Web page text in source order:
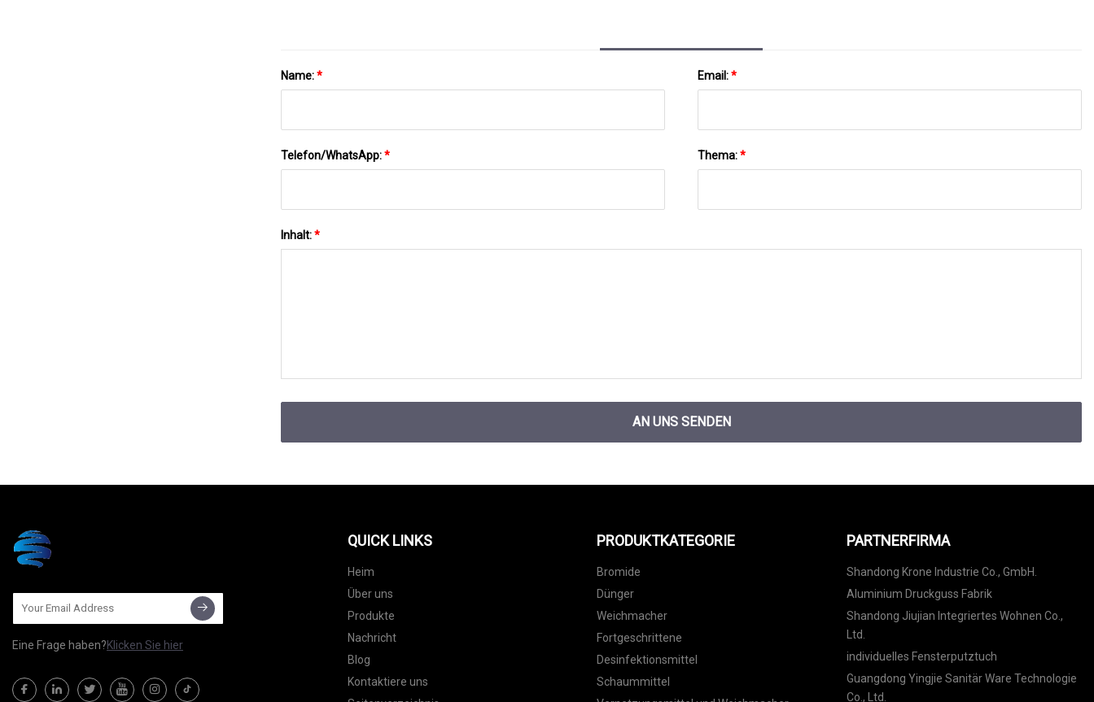
Name:* Email:*
Telefon/WhatsApp:* Thema:*
Inhalt:*
AN UNS SENDEN
Eine Frage haben?Klicken Sie hier
QUICK LINKS
Heim
Über uns
Produkte
Nachricht
Blog
Kontaktiere uns
PRODUKTKATEGORIE
Bromide
Dünger
Weichmacher
Fortgeschrittene
Desinfektionsmittel
Schaummittel
PARTNERFIRMA
Shandong Krone Industrie Co., GmbH.
Aluminium Druckguss Fabrik
Shandong Jiujian Integriertes Wohnen Co.,
Ltd.
individuelles Fensterputztuch
Guangdong Yingjie Sanitär Ware Technologie
Co., Ltd.